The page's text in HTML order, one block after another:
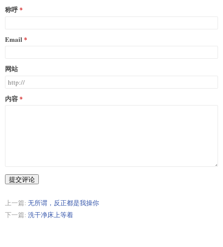
称呼
Email
网站
内容
提交评论
上一篇: 无所谓，反正都是我操你
下一篇: 洗干净床上等着